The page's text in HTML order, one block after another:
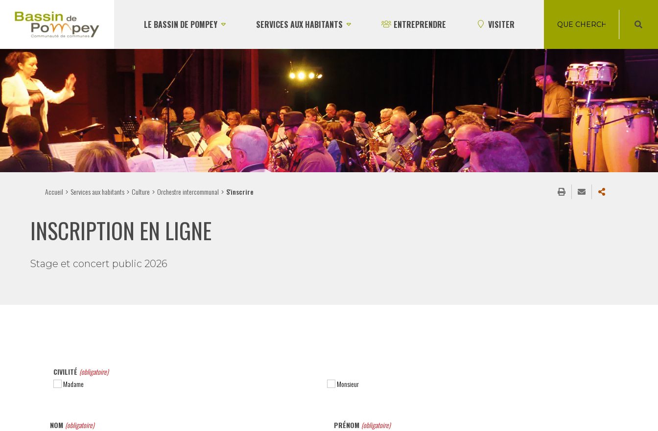
LE BASSIN DE POMPEY SERVICES AUX HABITANTS ENTREPRENDRE VISITER
Accueil Services aux habitants Culture Orchestre intercommunal S'inscrire
INSCRIPTION EN LIGNE
Stage et concert public 2026
CIVILITÉ (obligatoire)
Madame
Monsieur
NOM (obligatoire) PRÉNOM (obligatoire)